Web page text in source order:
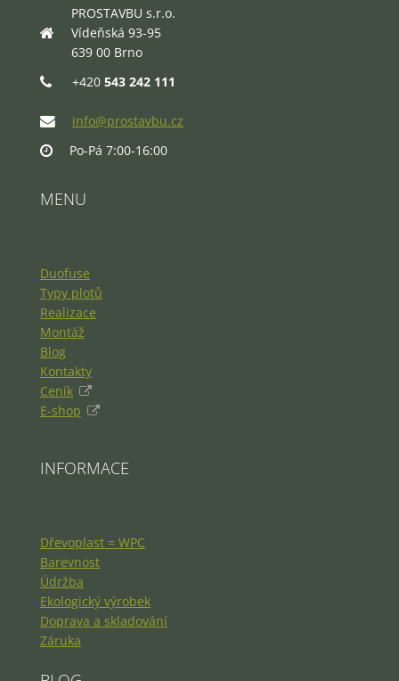
PROSTAVBU s.r.o.
Vídeňská 93-95
639 00 Brno
+420 543 242 111
info@prostavbu.cz
Po-Pá 7:00-16:00
MENU
Duofuse
Typy plotů
Realizace
Montáž
Blog
Kontakty
Ceník
E-shop
INFORMACE
Dřevoplast = WPC
Barevnost
Údržba
Ekologický výrobek
Doprava a skladování
Záruka